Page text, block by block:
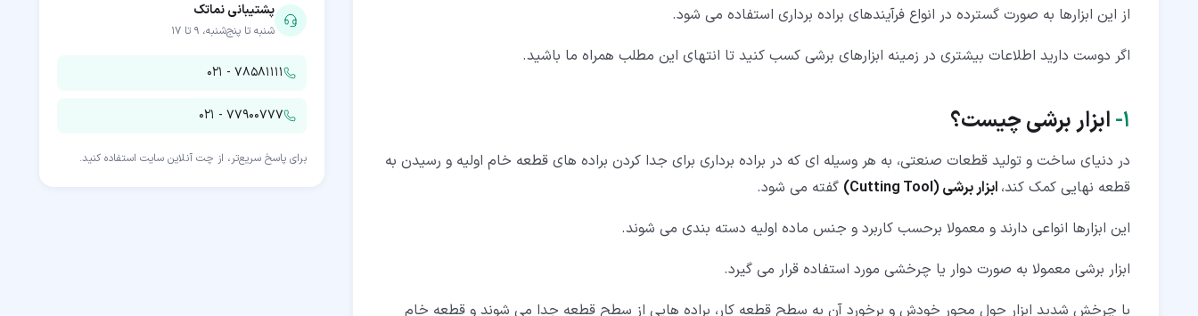
۲‏-‏۳‏- ابزارهای سوراخکاری (Drilling)
۲‏-‏۴‏- ابزارهای پرداخت قطعه کار (Finishing)
۲‏-‏۶‏- ابزارهای خانکشی (Broaching)
۲‏-‏۷‏- ابزار برشی بورینگ (Boring)
۳‏- دسته بندی ابزار برشی بر اساس ماده اولیه
از این ابزارها به صورت گسترده در انواع فرآیندهای براده برداری استفاده می شود.
اگر دوست دارید اطلاعات بیشتری در زمینه ابزارهای برشی کسب کنید تا انتهای این مطلب همراه ما باشید.
۱‏- ابزار برشی چیست؟
در دنیای ساخت و تولید قطعات صنعتی، به هر وسیله ای که در براده برداری برای جدا کردن براده های قطعه خام اولیه و رسیدن به
قطعه نهایی کمک کند، ابزار برشی (Cutting Tool)
گفته می شود.
این ابزارها انواعی دارند و معمولا برحسب کاربرد و جنس ماده اولیه دسته بندی می شوند.
ابزار برشی معمولا به صورت دوار یا چرخشی مورد استفاده قرار می گیرد.
با چرخش شدید ابزار حول محور خودش و برخورد آن به سطح قطعه کار، براده هایی از سطح قطعه جدا می شوند و قطعه خام
پشتیبانی نماتک
شنبه تا پنج‌شنبه، ۹ تا ۱۷
۰۲۱ - ۷۸۵۸۱۱۱۱
۰۲۱ - ۷۷۹۰۰۷۷۷
برای پاسخ سریع‌تر، از چت آنلاین سایت استفاده کنید.